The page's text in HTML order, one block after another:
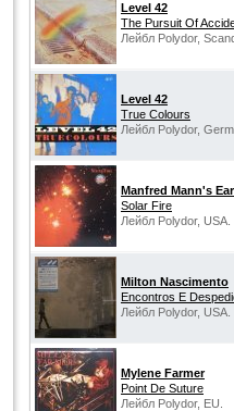
Level 42
The Pursuit Of
Лейбл Polydor,
Level 42
True Colours
Лейбл Polydor,
Manfred Mann's
Solar Fire
Лейбл Polydor, USA.
Milton Nascimento
Encontros E
Лейбл Polydor, USA.
Mylene Farmer
Point De Suture
Лейбл Polydor, EU.